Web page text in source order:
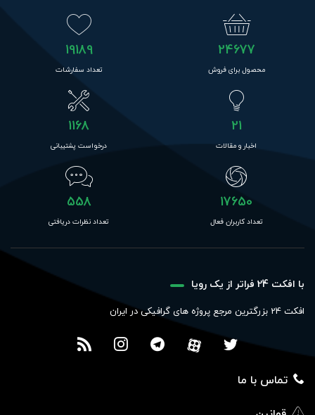
24677
محصول برای فروش
19189
تعداد سفارشات
21
اخبار و مقالات
1168
درخواست پشتیبانی
17650
تعداد کاربران فعال
558
تعداد نظرات دریافتی
با افکت 24 فراتر از یک رویا
افکت 24 بزرگترین مرجع پروژه های گرافیکی در ایران
تماس با ما